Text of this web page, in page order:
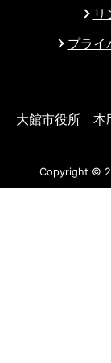
リ
プライ
大館市役所 本
Copyright ©